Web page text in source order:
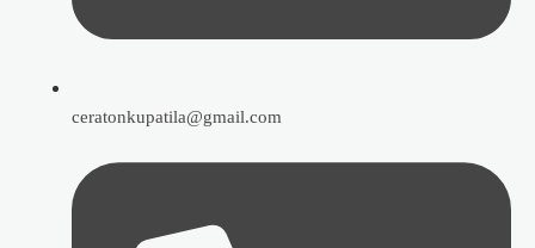
ceratonkupatila@gmail.com